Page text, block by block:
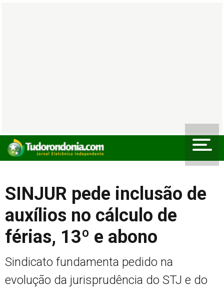
SINJUR pede inclusão de
auxílios no cálculo de
férias, 13º e abono
Sindicato fundamenta pedido na
evolução da jurisprudência do STJ e do